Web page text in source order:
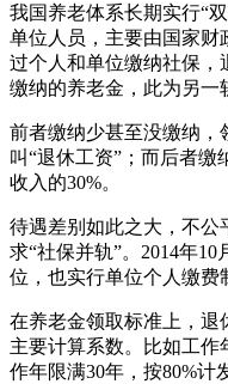
我国养老体系长期实行“
单位人员，主要由国家财
过个人和单位缴纳社保，
缴纳的养老金，此为另一
前者缴纳少甚至没缴纳，
叫“退休工资”；而后者
收入的30%。
待遇差别如此之大，不公
求“社保并轨”。2014年
位，也实行单位个人缴费
在养老金领取标准上，退
主要计算系数。比如工作
作年限满30年，按80%计